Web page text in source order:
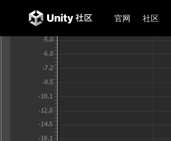
官网 社区